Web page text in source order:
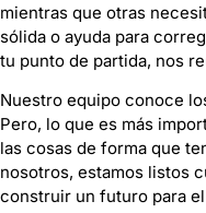
mientras que otras
sólida o ayuda para
tu punto de partida, nos
Nuestro equipo conoce
Pero, lo que es más
las cosas de forma que
nosotros, estamos listos
construir un futuro para